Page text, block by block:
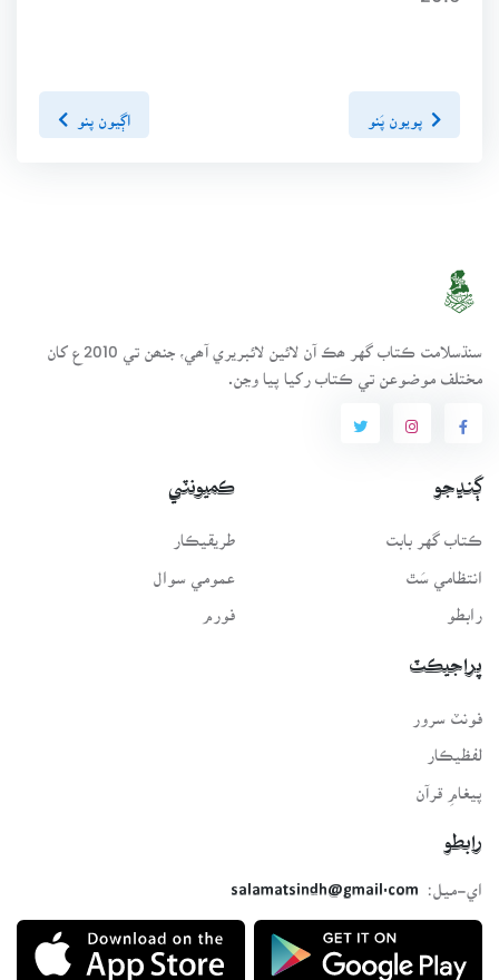
پويون پَنو اڳيون پنو
سنڌسلامت ڪتاب گهر ھڪ آن لائين لائبريري آھي، جنھن تي 2010ع کان
مختلف موضوعن تي ڪتاب رکيا پيا وڃن.
ڳنڍجو
ڪتاب گهر بابت
انتظامي سَٿ
رابطو
ڪميونٽي
طريقيڪار
عمومي سوال
فورم
پراجيڪٽ
لفظيڪار
پيغامِ قرآن
رابطو
اي-ميل:
salamatsindh@gmail.com